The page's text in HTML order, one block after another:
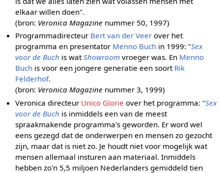
elkaar willen doen".
(bron: Veronica Magazine nummer 50, 1997)
Programmadirecteur Bert van der Veer over het
programma en presentator Menno Buch in 1999: "Sex
voor de Buch is watShowroom vroeger was. En Menno
Buch is voor een jongere generatie een soort Rik
Felderhof.
(bron: Veronica Magazine nummer 3, 1999)
Veronica directeur Unico Glorie over het programma: "Sex
voor de Buch is inmiddels een van de meest
spraakmakende programma's geworden. Er word wel
eens gezegd dat de onderwerpen en mensen zo gezocht
zijn, maar dat is niet zo. Je houdt niet voor mogelijk wat
mensen allemaal insturen aan materiaal. Inmiddels
hebben zo'n 5,5 miljoen Nederlanders gemiddeld tien